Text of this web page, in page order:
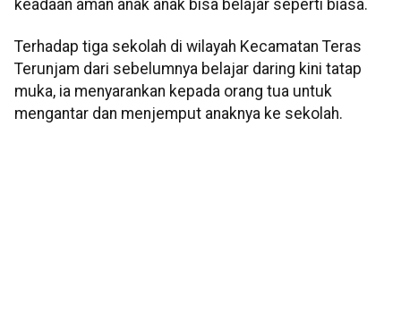
keadaan aman anak anak bisa belajar seperti biasa.
Terhadap tiga sekolah di wilayah Kecamatan Teras
Terunjam dari sebelumnya belajar daring kini tatap
muka, ia menyarankan kepada orang tua untuk
mengantar dan menjemput anaknya ke sekolah.